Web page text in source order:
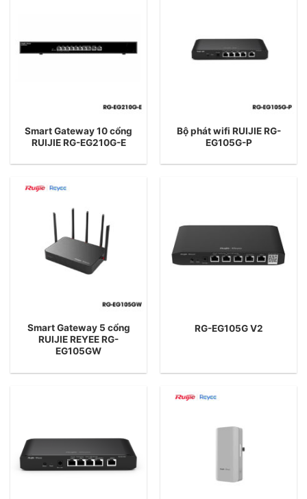
Smart Gateway 10 cổng
RUIJIE RG-EG210G-E
Bộ phát wifi RUIJIE RG-
EG105G-P
Smart Gateway 5 cổng
RUIJIE REYEE RG-
EG105GW
RG-EG105G V2